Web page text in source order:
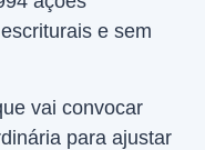
e sem
vai convocar
para ajustar